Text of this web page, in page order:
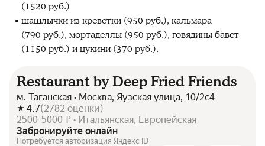
(1520 руб.)
шашлычки из креветки (950 руб.), кальмара
(790 руб.), мортаделлы (950 руб.), говядины бавет
(1150 руб.) и цукини (370 руб.).
Restaurant by Deep Fried Friends
м. Таганская • Москва, Яузская улица, 10/2с4
4.7(2782 оценки)
2500-5000 ₽ • Итальянская, Европейская
Забронируйте онлайн
Потребуется авторизация Яндекс ID